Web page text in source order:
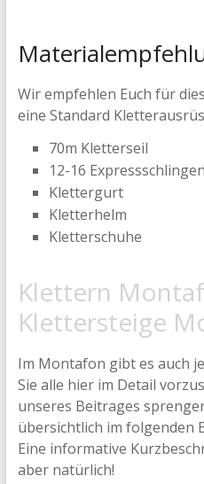
Wir empfehlen Euch für
eine Standard
70m Kletterseil
12-16 Expressschlingen
Klettergurt
Kletterhelm
Kletterschuhe
Klettern
Klettersteige
Im Montafon gibt es auch
Sie alle hier im Detail
unseres Beitrages
übersichtlich im folgenden
Eine informative
aber natürlich!